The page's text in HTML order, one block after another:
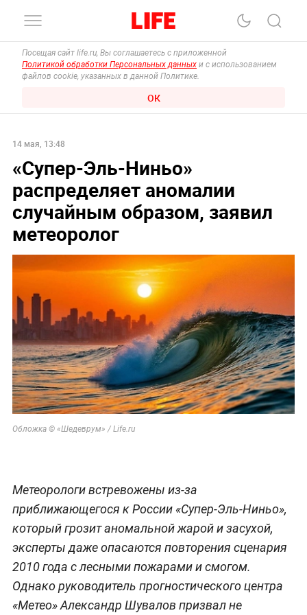
Посещая сайт life.ru, Вы соглашаетесь с приложенной
Политикой обработки Персональных данных и с использованием
файлов cookie, указанных в данной Политике.
ОК
14 мая, 13:48
«Супер-Эль-Ниньо»
распределяет аномалии
случайным образом, заявил
метеоролог
Обложка © «Шедеврум» / Life.ru
Метеорологи встревожены из-за
приближающегося к России «Супер-Эль-Ниньо»,
который грозит аномальной жарой и засухой,
эксперты даже опасаются повторения сценария
2010 года с лесными пожарами и смогом.
Однако руководитель прогностического центра
«Метео» Александр Шувалов призвал не